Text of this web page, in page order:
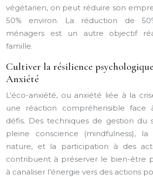
végétarien, on peut réduire son
50% environ. La réduction de
ménagers est un autre objectif
famille.
Cultiver la résilience
Anxiété
L’éco-anxiété, ou anxiété liée à la
une réaction compréhensible face
défis. Des techniques de gestion du
pleine conscience (mindfulness),
nature, et la participation à des
contribuent à préserver le bien-être
à canaliser l’énergie vers des actions